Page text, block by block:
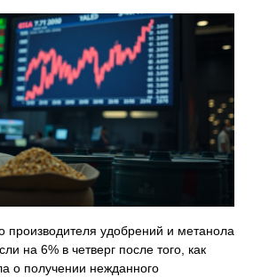
производителя удобрений и метанола
на 6% в четверг после того, как
о получении нежданного